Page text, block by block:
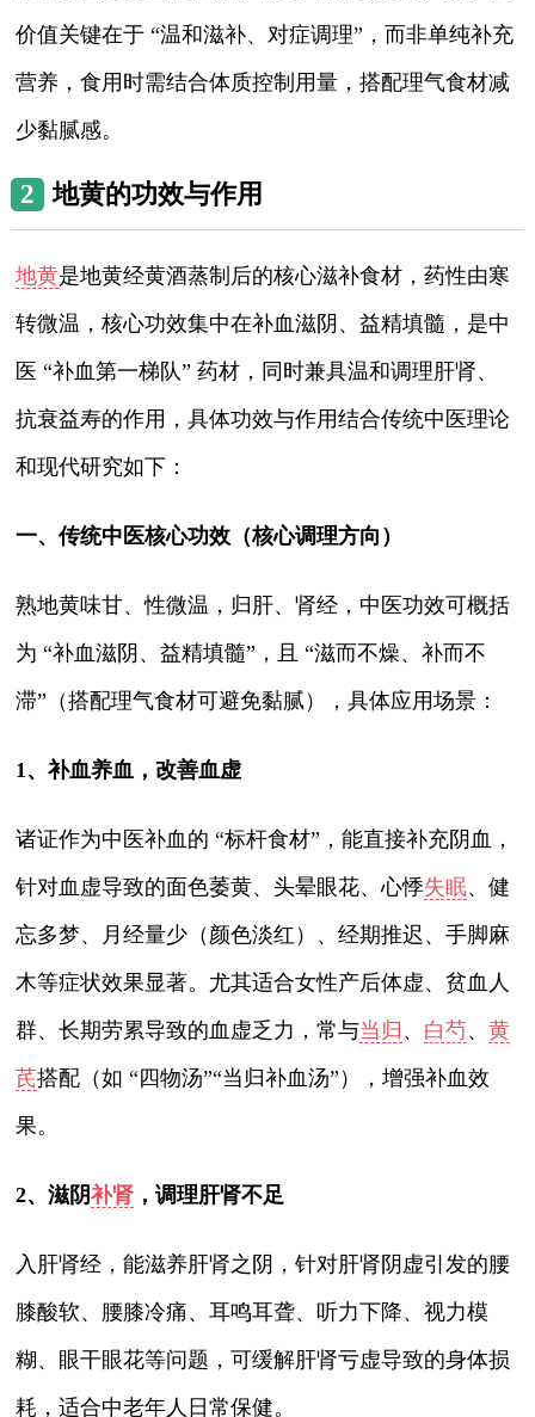
价值关键在于 “温和滋补、对症调理”，而非单纯补充
营养，食用时需结合体质控制用量，搭配理气食材减
少黏腻感。
2 地黄的功效与作用
地黄是地黄经黄酒蒸制后的核心滋补食材，药性由寒
转微温，核心功效集中在补血滋阴、益精填髓，是中
医 “补血第一梯队” 药材，同时兼具温和调理肝肾、
抗衰益寿的作用，具体功效与作用结合传统中医理论
和现代研究如下：
一、传统中医核心功效（核心调理方向）
熟地黄味甘、性微温，归肝、肾经，中医功效可概括
为 “补血滋阴、益精填髓”，且 “滋而不燥、补而不
滞”（搭配理气食材可避免黏腻），具体应用场景：
1、补血养血，改善血虚
诸证作为中医补血的 “标杆食材”，能直接补充阴血，
针对血虚导致的面色萎黄、头晕眼花、心悸失眠、健
忘多梦、月经量少（颜色淡红）、经期推迟、手脚麻
木等症状效果显著。尤其适合女性产后体虚、贫血人
群、长期劳累导致的血虚乏力，常与当归 、 白芍、黄
芪搭配（如 “四物汤”“当归补血汤”），增强补血效
果。
2、滋阴补肾 ，调理肝肾不足
入肝肾经，能滋养肝肾之阴，针对肝肾阴虚引发的腰
膝酸软、腰膝冷痛、耳鸣耳聋、听力下降、视力模
糊、眼干眼花等问题，可缓解肝肾亏虚导致的身体损
耗，适合中老年人日常保健。